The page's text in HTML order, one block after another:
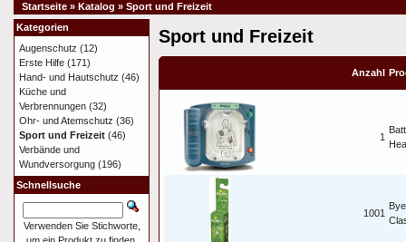
Startseite » Katalog » Sport und Freizeit
Sport und Freizeit
Anzahl
1
1001
Kategorien
Augenschutz (12)
Erste Hilfe (171)
Hand- und Hautschutz (46)
Küche und
Verbrennungen (32)
Ohr- und Atemschutz (36)
Sport und Freizeit (46)
Verbände und
Wundversorgung (196)
Schnellsuche
Verwenden Sie Stichworte,